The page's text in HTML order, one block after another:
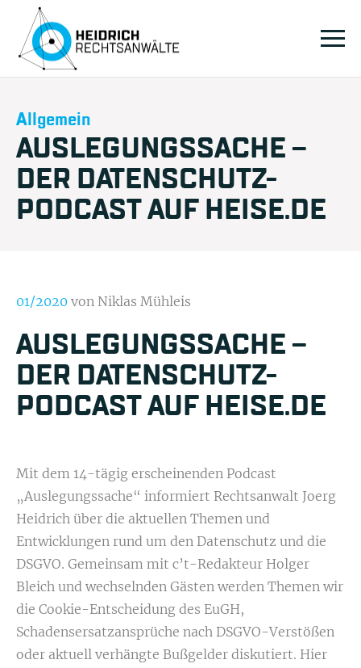
Allgemein
AUSLEGUNGSSACHE –
DER DATENSCHUTZ-
PODCAST AUF HEISE.DE
01/2020 von Niklas Mühleis
AUSLEGUNGSSACHE –
DER DATENSCHUTZ-
PODCAST AUF HEISE.DE
Mit dem 14-tägig erscheinenden Podcast
„Auslegungssache“ informiert Rechtsanwalt Joerg
Heidrich über die aktuellen Themen und
Entwicklungen rund um den Datenschutz und die
DSGVO. Gemeinsam mit c’t-Redakteur Holger
Bleich und wechselnden Gästen werden Themen wir
die Cookie-Entscheidung des EuGH,
Schadensersatzansprüche nach DSGVO-Verstößen
oder aktuell verhängte Bußgelder diskutiert. Hier